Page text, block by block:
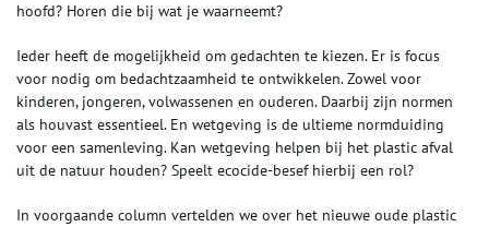
hoofd? Horen die bij wat je waarneemt?
Ieder heeft de mogelijkheid om gedachten te kiezen. Er is focus
voor nodig om bedachtzaamheid te ontwikkelen. Zowel voor
kinderen, jongeren, volwassenen en ouderen. Daarbij zijn normen
als houvast essentieel. En wetgeving is de ultieme normduiding
voor een samenleving. Kan wetgeving helpen bij het plastic afval
uit de natuur houden? Speelt ecocide-besef hierbij een rol?
In voorgaande column vertelden we over het nieuwe oude plastic